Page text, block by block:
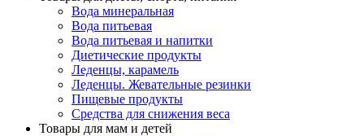
Вода минеральная
Вода питьевая
Вода питьевая и напитки
Диетические продукты
Леденцы, карамель
Леденцы. Жевательные резинки
Пищевые продукты
Средства для снижения веса
Товары для мам и детей